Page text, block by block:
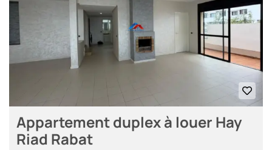
Appartement duplex à louer Hay
Riad Rabat